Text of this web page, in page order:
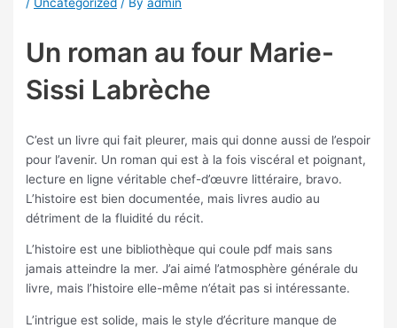
Un roman au four Marie-
Sissi Labrèche
C’est un livre qui fait pleurer, mais qui donne aussi de l’espoir
pour l’avenir. Un roman qui est à la fois viscéral et poignant,
lecture en ligne véritable chef-d’œuvre littéraire, bravo.
L’histoire est bien documentée, mais livres audio au
détriment de la fluidité du récit.
L’histoire est une bibliothèque qui coule pdf mais sans
jamais atteindre la mer. J’ai aimé l’atmosphère générale du
livre, mais l’histoire elle-même n’était pas si intéressante.
L’intrigue est solide, mais le style d’écriture manque de